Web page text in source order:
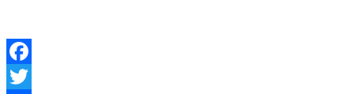
Facebook